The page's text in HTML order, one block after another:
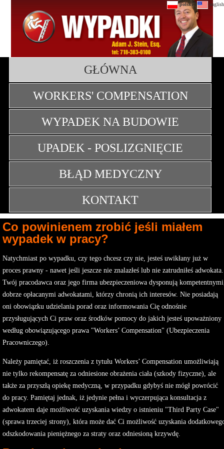
polski| english
GŁÓWNA
WORKERS' COMPENSATION
WYPADEK NA BUDOWIE
UPADEK - POSLIZGNIĘCIE
BŁĄD MEDYCZNY
KONTAKT
Co powinienem zrobić jeśli miałem
wypadek w pracy?
Natychmiast po wypadku, czy tego chcesz czy nie, jesteś uwikłany już w
proces prawny - nawet jeśli jeszcze nie znalazłeś lub nie zatrudniłeś adwokata.
Twój pracodawca oraz jego firma ubezpieczeniowa dysponują
dobrze opłacanymi adwokatami, którzy chronią ich interesów. Nie posiadają
oni obowiązku udzielania porad oraz informowania Cię odnośnie
przysługujących Ci praw oraz środków pomocy do jakich jesteś upoważniony
według obowiązującego prawa "Workers’ Compensation" (Ubezpieczenia
Pracowniczego).
Należy pamiętać, iż roszczenia z tytułu Workers’ Compensation umożliwiają
nie tylko rekompensatę za odniesione obrażenia ciała (szkody fizyczne), ale
także za przyszłą opiekę medyczną, w przypadku gdybyś nie mógł powrócić
do pracy. Pamiętaj jednak, iż jedynie pełna i wyczerpująca konsultacja z
adwokatem daje możliwość uzyskania wiedzy o istnieniu "Third Party Case"
(sprawa trzeciej strony), która może dać Ci możliwość uzyskania
odszkodowania pieniężnego za straty oraz odniesioną krzywdę.